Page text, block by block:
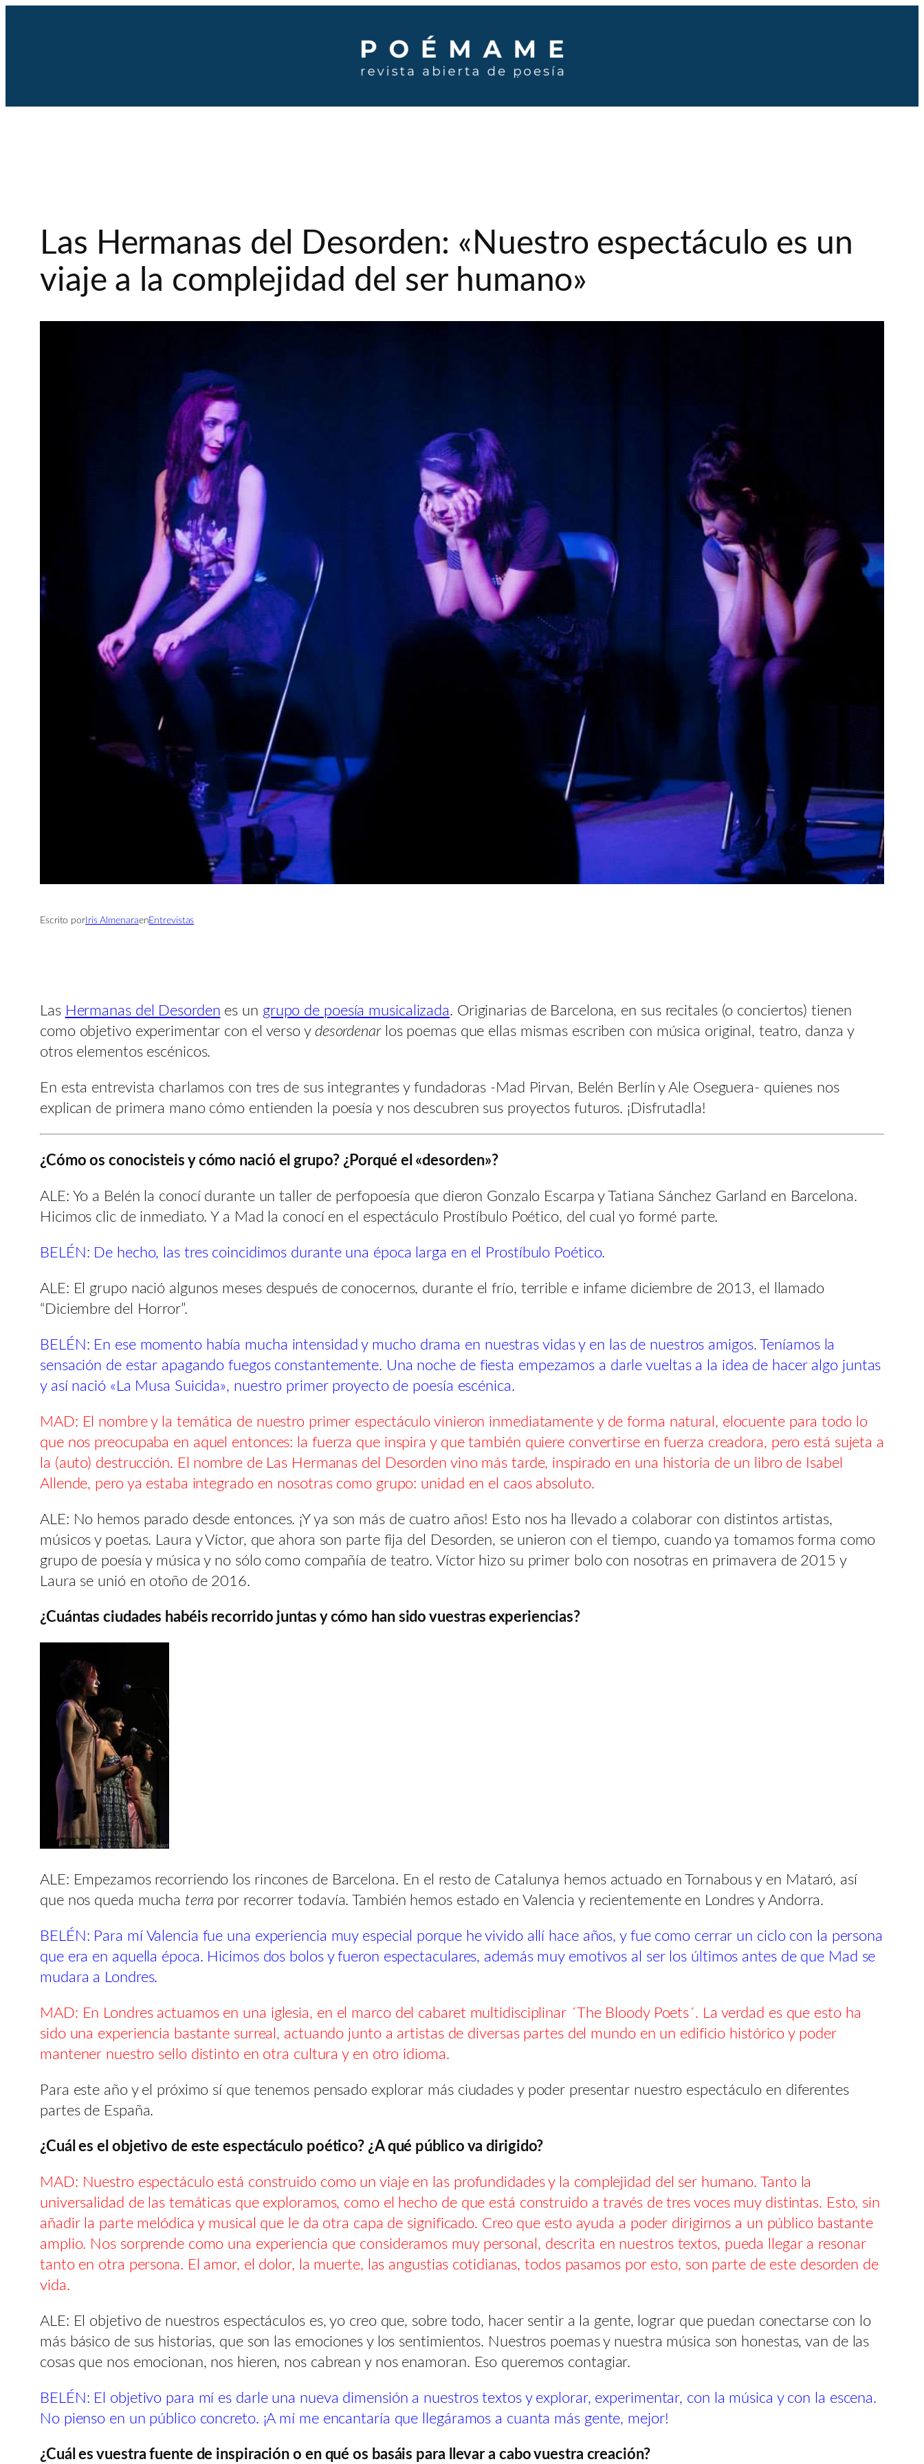
Las Hermanas del Desorden: «Nuestro espectáculo es un
viaje a la complejidad del ser humano»
Escrito porIris AlmenaraenEntrevistas
Las Hermanas del Desorden es un grupo de poesía musicalizada. Originarias de Barcelona, en sus recitales (o conciertos) tienen
como objetivo experimentar con el verso y desordenarlos poemas que ellas mismas escriben con música original, teatro, danza y
otros elementos escénicos.
En esta entrevista charlamos con tres de sus integrantes y fundadoras -Mad Pirvan, Belén Berlín y Ale Oseguera- quienes nos
explican de primera mano cómo entienden la poesía y nos descubren sus proyectos futuros. ¡Disfrutadla!
¿Cómo os conocisteis y cómo nació el grupo? ¿Porqué el «desorden»?
ALE: Yo a Belén la conocí durante un taller de perfopoesía que dieron Gonzalo Escarpa y Tatiana Sánchez Garland en Barcelona.
Hicimos clic de inmediato. Y a Mad la conocí en el espectáculo Prostíbulo Poético, del cual yo formé parte.
BELÉN: De hecho, las tres coincidimos durante una época larga en el Prostíbulo Poético.
ALE: El grupo nació algunos meses después de conocernos, durante el frío, terrible e infame diciembre de 2013, el llamado
“Diciembre del Horror”.
BELÉN: En ese momento había mucha intensidad y mucho drama en nuestras vidas y en las de nuestros amigos. Teníamos la
sensación de estar apagando fuegos constantemente. Una noche de fiesta empezamos a darle vueltas a la idea de hacer algo juntas
y así nació «La Musa Suicida», nuestro primer proyecto de poesía escénica.
MAD: El nombre y la temática de nuestro primer espectáculo vinieron inmediatamente y de forma natural, elocuente para todo lo
que nos preocupaba en aquel entonces: la fuerza que inspira y que también quiere convertirse en fuerza creadora, pero está sujeta a
la (auto) destrucción. El nombre de Las Hermanas del Desorden vino más tarde, inspirado en una historia de un libro de Isabel
Allende, pero ya estaba integrado en nosotras como grupo: unidad en el caos absoluto.
ALE: No hemos parado desde entonces. ¡Y ya son más de cuatro años! Esto nos ha llevado a colaborar con distintos artistas,
músicos y poetas. Laura y Víctor, que ahora son parte fija del Desorden, se unieron con el tiempo, cuando ya tomamos forma como
grupo de poesía y música y no sólo como compañía de teatro. Víctor hizo su primer bolo con nosotras en primavera de 2015 y
Laura se unió en otoño de 2016.
¿Cuántas ciudades habéis recorrido juntas y cómo han sido vuestras experiencias?
ALE: Empezamos recorriendo los rincones de Barcelona. En el resto de Catalunya hemos actuado en Tornabous y en Mataró, así
que nos queda mucha terra por recorrer todavía. También hemos estado en Valencia y recientemente en Londres y Andorra.
BELÉN: Para mí Valencia fue una experiencia muy especial porque he vivido allí hace años, y fue como cerrar un ciclo con la persona
que era en aquella época. Hicimos dos bolos y fueron espectaculares, además muy emotivos al ser los últimos antes de que Mad se
mudara a Londres.
MAD: En Londres actuamos en una iglesia, en el marco del cabaret multidisciplinar ´The Bloody Poets´. La verdad es que esto ha
sido una experiencia bastante surreal, actuando junto a artistas de diversas partes del mundo en un edificio histórico y poder
mantener nuestro sello distinto en otra cultura y en otro idioma.
Para este año y el próximo sí que tenemos pensado explorar más ciudades y poder presentar nuestro espectáculo en diferentes
partes de España.
¿Cuál es el objetivo de este espectáculo poético? ¿A qué público va dirigido?
MAD: Nuestro espectáculo está construido como un viaje en las profundidades y la complejidad del ser humano. Tanto la
universalidad de las temáticas que exploramos, como el hecho de que está construido a través de tres voces muy distintas. Esto, sin
añadir la parte melódica y musical que le da otra capa de significado. Creo que esto ayuda a poder dirigirnos a un público bastante
amplio. Nos sorprende como una experiencia que consideramos muy personal, descrita en nuestros textos, pueda llegar a resonar
tanto en otra persona. El amor, el dolor, la muerte, las angustias cotidianas, todos pasamos por esto, son parte de este desorden de
vida.
ALE: El objetivo de nuestros espectáculos es, yo creo que, sobre todo, hacer sentir a la gente, lograr que puedan conectarse con lo
más básico de sus historias, que son las emociones y los sentimientos. Nuestros poemas y nuestra música son honestas, van de las
cosas que nos emocionan, nos hieren, nos cabrean y nos enamoran. Eso queremos contagiar.
BELÉN: El objetivo para mí es darle una nueva dimensión a nuestros textos y explorar, experimentar, con la música y con la escena.
No pienso en un público concreto. ¡A mí me encantaría que llegáramos a cuanta más gente, mejor!
¿Cuál es vuestra fuente de inspiración o en qué os basáis para llevar a cabo vuestra creación?